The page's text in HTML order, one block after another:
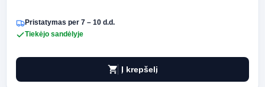
Pristatymas per 7 – 10 d.d.
Tiekėjo sandėlyje
shopping_cart Į krepšelį